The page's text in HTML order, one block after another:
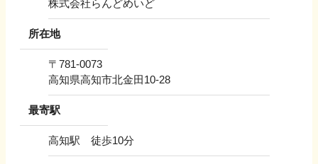
株式会社らんどめいど
所在地
〒 781-0073
高知県高知市北金田10-28
最寄駅
高知駅 徒歩10分